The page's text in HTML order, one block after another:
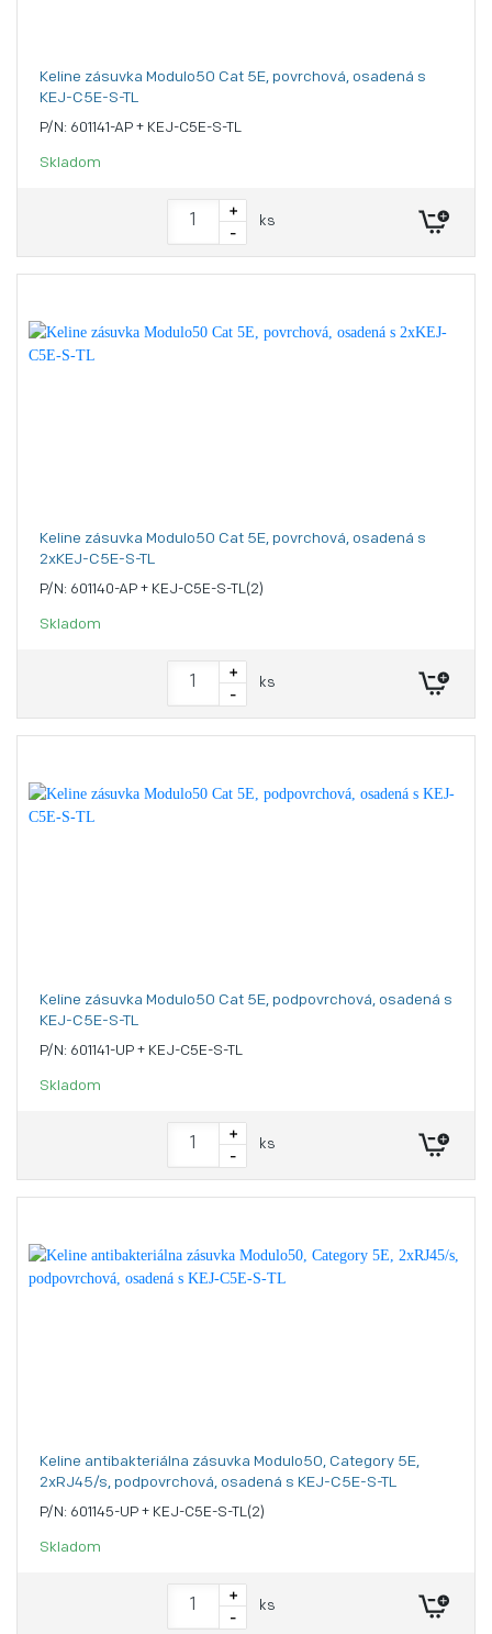
Keline zásuvka Modulo50 Cat 5E, povrchová, osadená s
KEJ-C5E-S-TL
P/N: 601141-AP + KEJ-C5E-S-TL
Skladom
+
-
ks
Keline zásuvka Modulo50 Cat 5E, povrchová, osadená s
2xKEJ-C5E-S-TL
P/N: 601140-AP + KEJ-C5E-S-TL(2)
Skladom
+
-
ks
Keline zásuvka Modulo50 Cat 5E, podpovrchová, osadená s
KEJ-C5E-S-TL
P/N: 601141-UP + KEJ-C5E-S-TL
Skladom
+
-
ks
Keline antibakteriálna zásuvka Modulo50, Category 5E,
2xRJ45/s, podpovrchová, osadená s KEJ-C5E-S-TL
P/N: 601145-UP + KEJ-C5E-S-TL(2)
Skladom
+
-
ks